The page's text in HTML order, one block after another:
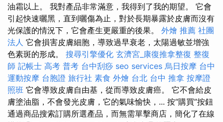
油霜以上。 我對產品非常滿意，我得到了我的期望。 它會
引起快速曬黑，直到曬傷為止，對於長期暴露於皮膚而沒有
光保護的情況下，它會產生更嚴重的後果。 外燴 推薦 社團
法人 它會損害皮膚細胞，導致過早衰老，太陽過敏並增強
色素斑的形成。 搜尋引擎優化 玄濟宮_康復推拿整復 整復
師 記帳士 高考 普考 台中刮痧 seo services 烏日按摩 台中
運動按摩 台胞證 旅行社 素食 外燴 台北 台中 推拿 按摩證
照班 它會導致皮膚自由基，從而導致皮膚癌。 它不會給皮
膚塗油脂，不會發光皮膚，它的氣味愉快，... 按“購買”按鈕
通過商品搜索訂購所選產品，而無需單擊商店，簡化了在線